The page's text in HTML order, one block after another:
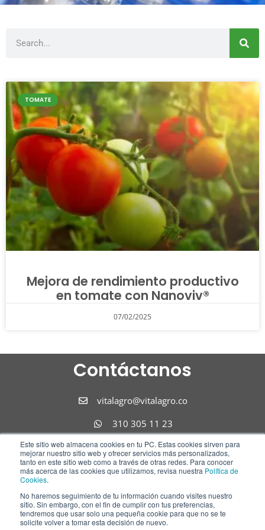
Este sitio web almacena cookies en tu PC. Estas cookies sirven para
mejorar nuestro sitio web y ofrecer servicios más personalizados,
tanto en este sitio web como a través de otras redes. Para conocer
más acerca de las cookies que utilizamos, revisa nuestra Política de
Cookies.
No haremos seguimiento de tu información cuando visites nuestro
sitio. Sin embargo, con el fin de cumplir con tus preferencias,
tendremos que usar solo una pequeña cookie para que no se te
solicite volver a tomar esta decisión de nuevo.
TOMATE
Mejora de rendimiento productivo
en tomate con Nanoviv®
07/02/2025
Contáctanos
vitalagro@vitalagro.co
310 305 11 23
310 305 11 23
Síguenos
F
a
I
n
L
i